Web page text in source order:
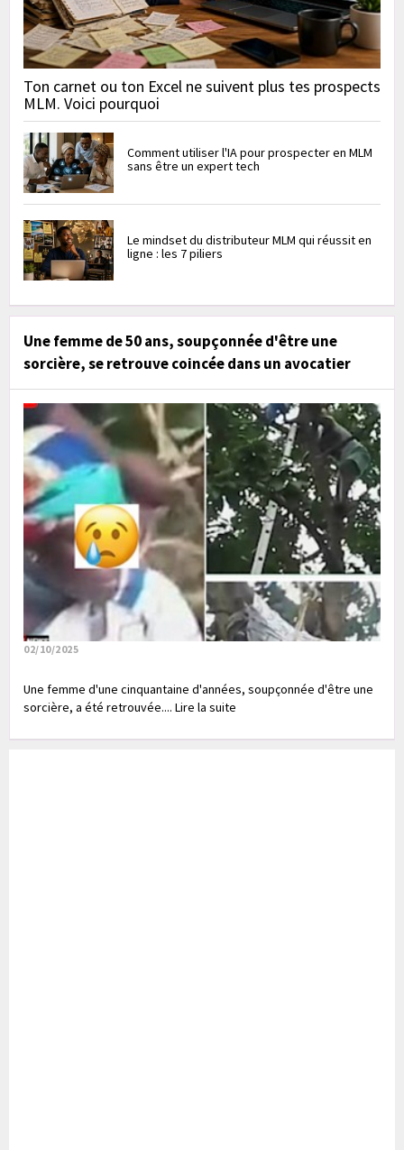
Ton carnet ou ton Excel ne suivent plus tes prospects
MLM. Voici pourquoi
Comment utiliser l'IA pour prospecter en MLM
sans être un expert tech
Le mindset du distributeur MLM qui réussit en
ligne : les 7 piliers
Une femme de 50 ans, soupçonnée d'être une
sorcière, se retrouve coincée dans un avocatier
02/10/2025
Une femme d'une cinquantaine d'années, soupçonnée d'être une
sorcière, a été retrouvée.... Lire la suite